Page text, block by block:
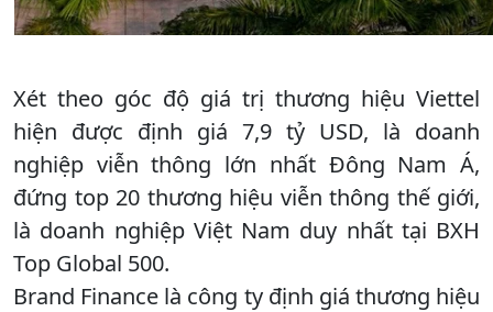
Xét theo góc độ giá trị thương hiệu Viettel
hiện được định giá 7,9 tỷ USD, là doanh
nghiệp viễn thông lớn nhất Đông Nam Á,
đứng top 20 thương hiệu viễn thông thế giới,
là doanh nghiệp Việt Nam duy nhất tại BXH
Top Global 500.
Brand Finance là công ty định giá thương hiệu